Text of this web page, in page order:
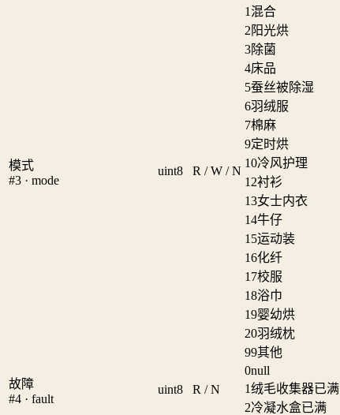
模式
#3 · mode
uint8 R / W / N
1 混合
2 阳光烘
3除菌
4床品
5蚕丝被除湿
6羽绒服
7棉麻
9定时烘
10冷风护理
12衬衫
13女士内衣
14牛仔
15运动装
16化纤
17校服
18浴巾
19婴幼烘
20羽绒枕
99其他
故障
#4 · fault
uint8 R / N
0null
1绒毛收集器已满
2冷凝水盒已满